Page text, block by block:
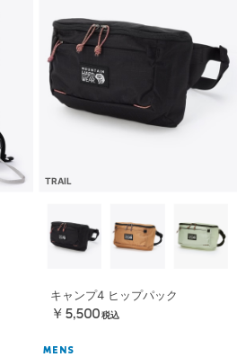
TRAIL
キャンプ4 ヒップパック
￥5,500 税込
MENS